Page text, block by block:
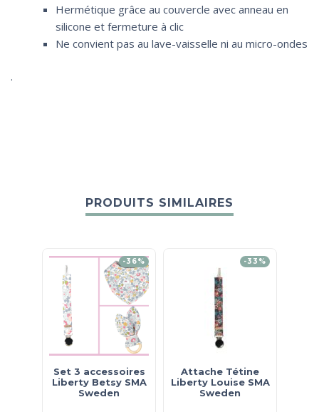
Hermétique grâce au couvercle avec anneau en
silicone et fermeture à clic
Ne convient pas au lave-vaisselle ni au micro-ondes
.
PRODUITS SIMILAIRES
-36%
Set 3 accessoires
Liberty Betsy SMA
Sweden
-33%
Attache Tétine
Liberty Louise SMA
Sweden